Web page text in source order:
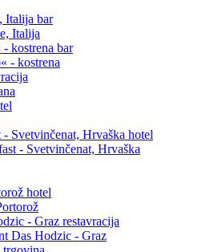
Italija
- kostrena
- Svetvinčenat, Hrvaška
Das Hodzic - Graz